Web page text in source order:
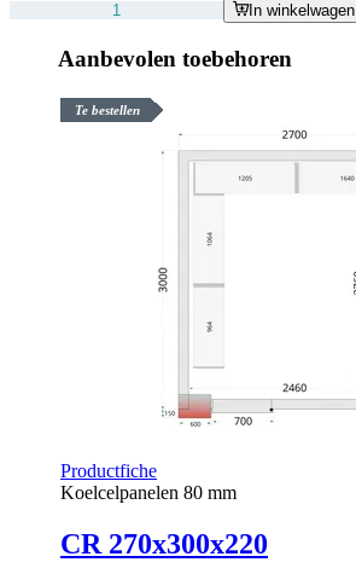
In winkelwagen
Aanbevolen toebehoren
Te bestellen
Productfiche
Koelcelpanelen 80 mm
CR 270x300x220